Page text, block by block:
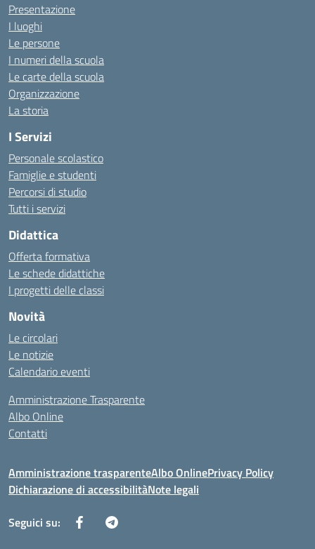
Presentazione
I luoghi
Le persone
I numeri della scuola
Le carte della scuola
Organizzazione
La storia
I Servizi
Personale scolastico
Famiglie e studenti
Percorsi di studio
Tutti i servizi
Didattica
Offerta formativa
Le schede didattiche
I progetti delle classi
Novità
Le circolari
Le notizie
Calendario eventi
Amministrazione Trasparente
Albo Online
Contatti
Amministrazione trasparenteAlbo OnlinePrivacy Policy
Dichiarazione di accessibilitàNote legali
Seguici su: